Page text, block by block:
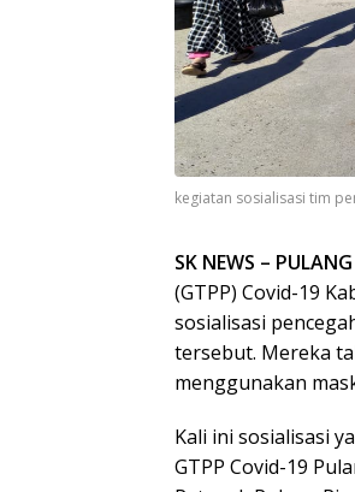
kegiatan sosialisasi tim
SK NEWS –
(GTPP) Covid-19
sosialisasi
tersebut. Mereka
menggunakan
Kali ini sosialisasi
GTPP Covid-19